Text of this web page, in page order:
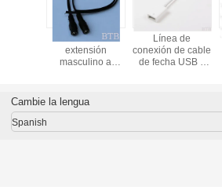
para
Cables de
extensión
masculino a
Línea de
conexión de cable
de fecha USB a
Cambie la lengua
Spanish